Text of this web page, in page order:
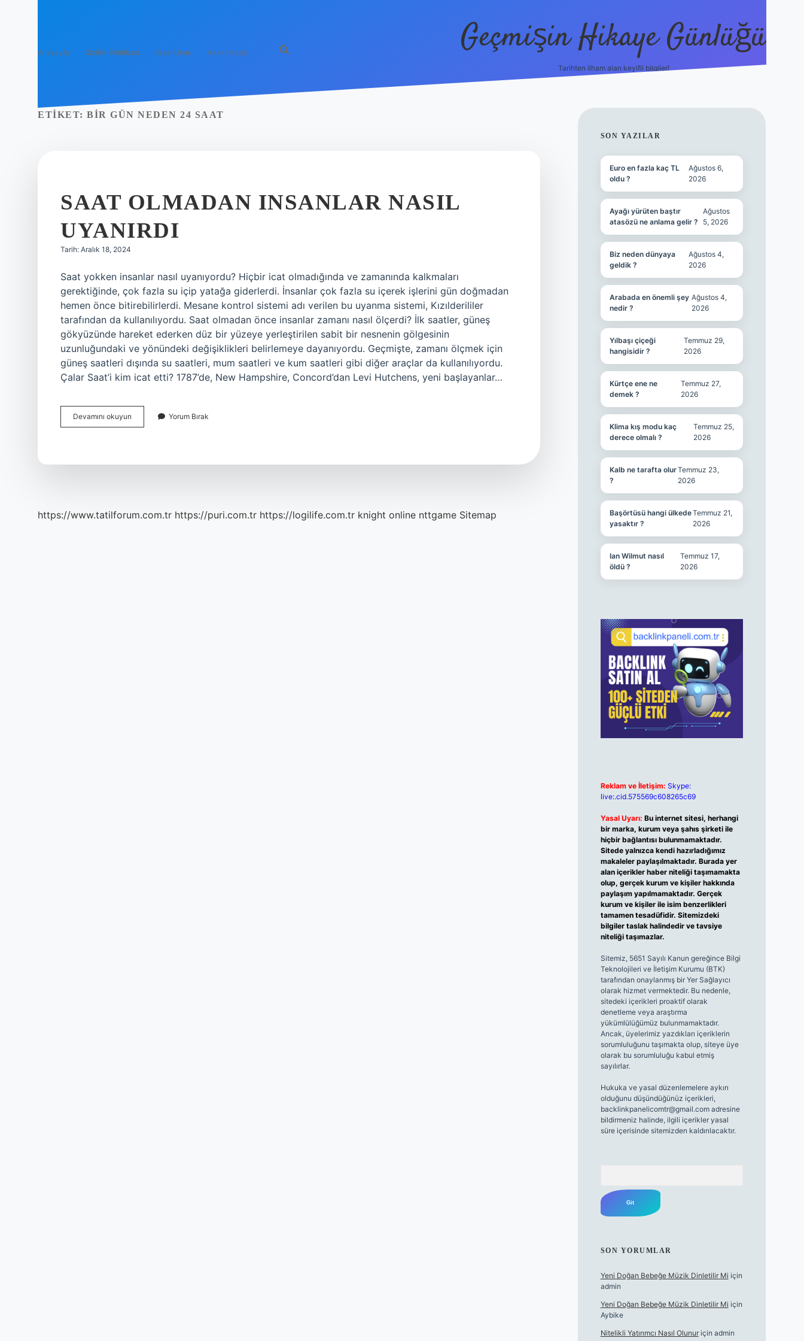
Anasayfa Gizlilik Politikası Yasal Uyarı Hakkımızda Geçmişin Hikaye Günlüğü
Tarihten ilham alan keyifli bilgiler!
ETIKET: BIR GÜN NEDEN 24 SAAT
SAAT OLMADAN INSANLAR NASIL
UYANIRDI
Tarih: Aralık 18, 2024
Saat yokken insanlar nasıl uyanıyordu? Hiçbir icat olmadığında ve zamanında kalkmaları
gerektiğinde, çok fazla su içip yatağa giderlerdi. İnsanlar çok fazla su içerek işlerini gün doğmadan
hemen önce bitirebilirlerdi. Mesane kontrol sistemi adı verilen bu uyanma sistemi, Kızılderililer
tarafından da kullanılıyordu. Saat olmadan önce insanlar zamanı nasıl ölçerdi? İlk saatler, güneş
gökyüzünde hareket ederken düz bir yüzeye yerleştirilen sabit bir nesnenin gölgesinin
uzunluğundaki ve yönündeki değişiklikleri belirlemeye dayanıyordu. Geçmişte, zamanı ölçmek için
güneş saatleri dışında su saatleri, mum saatleri ve kum saatleri gibi diğer araçlar da kullanılıyordu.
Çalar Saat’i kim icat etti? 1787’de, New Hampshire, Concord’dan Levi Hutchens, yeni başlayanlar…
Devamını okuyun
Olmadan
Yorum Bırak
https://www.tatilforum.com.tr https://puri.com.tr https://logilife.com.tr knight online nttgame Sitemap
SIDEBAR
SON YAZILAR
Euro en fazla kaç TL
oldu ?
Ağustos 6,
2026
Ayağı yürüten baştır
atasözü ne anlama gelir ?
Ağustos
5, 2026
Biz neden dünyaya
geldik ?
Ağustos 4,
2026
Arabada en önemli şey
nedir ?
Ağustos 4,
2026
Yılbaşı çiçeği
hangisidir ?
Temmuz 29,
2026
Kürtçe ene ne
demek ?
Temmuz 27,
2026
Klima kış modu kaç
derece olmalı ?
Temmuz 25,
2026
Kalb ne tarafta olur
?
Temmuz 23,
2026
Başörtüsü hangi ülkede
yasaktır ?
Temmuz 21,
2026
Ian Wilmut nasıl
öldü ?
Temmuz 17,
2026
Reklam ve İletişim: Skype:
live:.cid.575569c608265c69
Yasal Uyarı: Bu internet sitesi, herhangi
bir marka, kurum veya şahıs şirketi ile
hiçbir bağlantısı bulunmamaktadır.
Sitede yalnızca kendi hazırladığımız
makaleler paylaşılmaktadır. Burada yer
alan içerikler haber niteliği taşımamakta
olup, gerçek kurum ve kişiler hakkında
paylaşım yapılmamaktadır. Gerçek
kurum ve kişiler ile isim benzerlikleri
tamamen tesadüfidir. Sitemizdeki
bilgiler taslak halindedir ve tavsiye
niteliği taşımazlar.
Sitemiz, 5651 Sayılı Kanun gereğince Bilgi
Teknolojileri ve İletişim Kurumu (BTK)
tarafından onaylanmış bir Yer Sağlayıcı
olarak hizmet vermektedir. Bu nedenle,
sitedeki içerikleri proaktif olarak
denetleme veya araştırma
yükümlülüğümüz bulunmamaktadır.
Ancak, üyelerimiz yazdıkları içeriklerin
sorumluluğunu taşımakta olup, siteye üye
olarak bu sorumluluğu kabul etmiş
sayılırlar.
Hukuka ve yasal düzenlemelere aykırı
olduğunu düşündüğünüz içerikleri,
backlinkpanelicomtr@gmail.comadresine
bildirmeniz halinde, ilgili içerikler yasal
süre içerisinde sitemizden kaldırılacaktır.
SON YORUMLAR
Yeni Doğan Bebeğe Müzik Dinletilir Mi için
admin
Yeni Doğan Bebeğe Müzik Dinletilir Mi için
Aybike
Nitelikli Yatırımcı Nasıl Olunuriçin admin
betbox giriş